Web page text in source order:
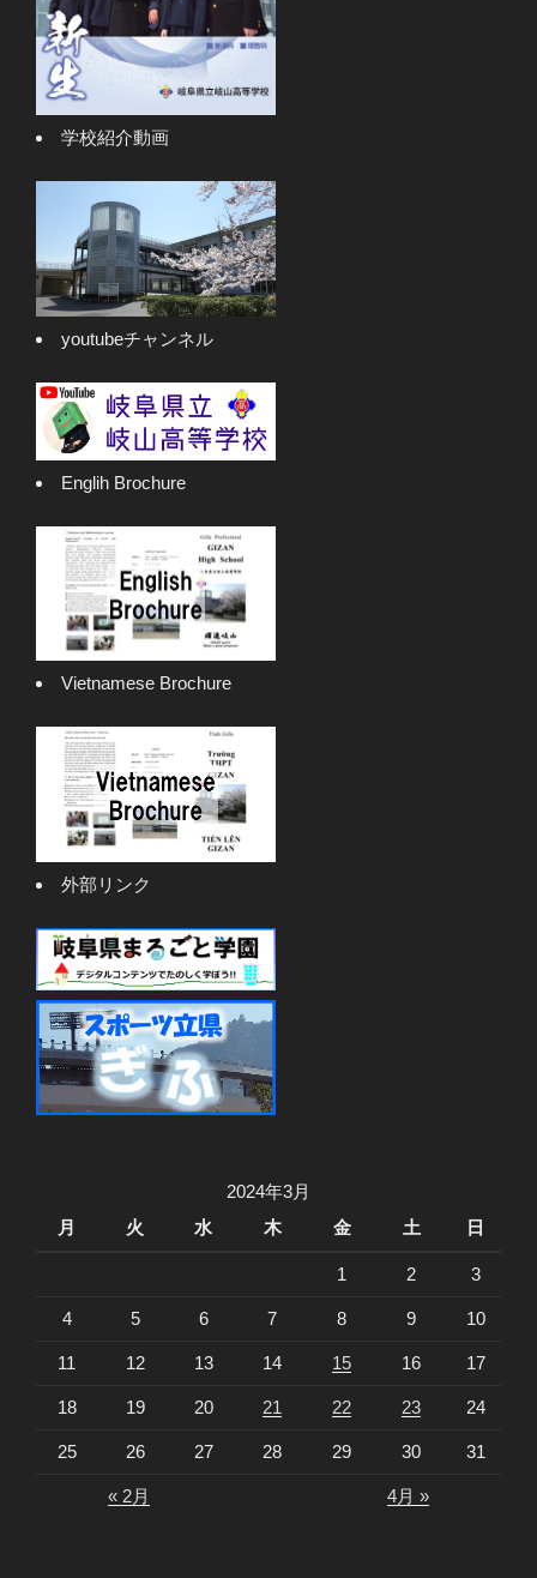
学校紹介動画
youtubeチャンネル
Englih Brochure
Vietnamese Brochure
外部リンク
2024年3月
月
火 水 木 金 土 日
1 2 3
4 5 6 7 8 9 10
11 12 13 14 15 16 17
18 19 20 21 22 23 24
25 26 27 28 29 30 31
« 2月 4月 »